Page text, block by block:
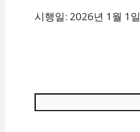
시행일: 2026년 1월 1일